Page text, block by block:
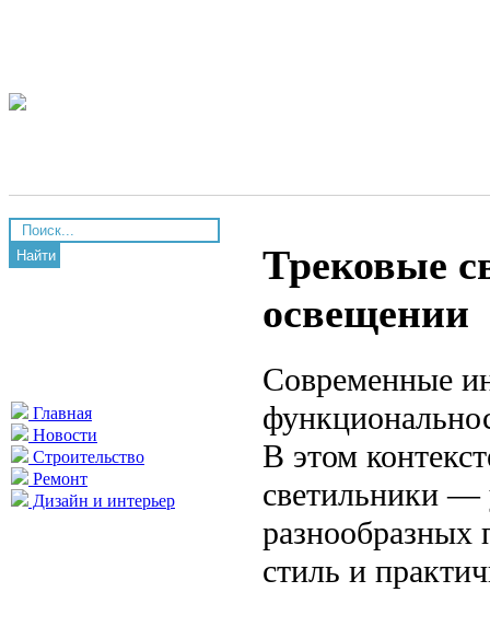
Найти
Главная
Новости
Строительство
Ремонт
Дизайн и интерьер
Трековые
освещении
Современные
В этом
светильники —
разнообразных
стиль и